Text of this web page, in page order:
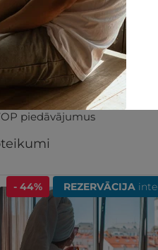
piedāvājumi:
piedāvājumus
- 44% REZERVĀCIJA